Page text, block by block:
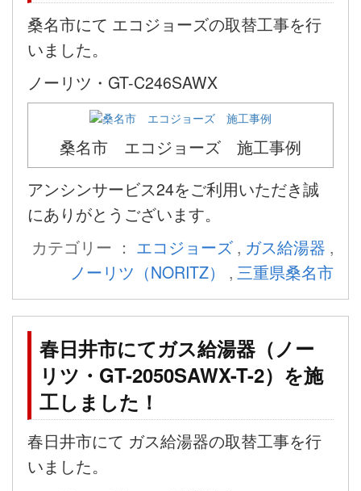
桑名市にて エコジョーズの取替工事を行
いました。
ノーリツ・GT-C246SAWX
桑名市 エコジョーズ 施工事例
アンシンサービス24をご利用いただき誠
にありがとうございます。
カテゴリー ： エコジョーズ , ガス給湯器 ,
ノーリツ（NORITZ）
, 三重県桑名市
春日井市にてガス給湯器（ノー
リツ・GT-2050SAWX-T-2）を施
工しました！
春日井市にて ガス給湯器の取替工事を行
いました。